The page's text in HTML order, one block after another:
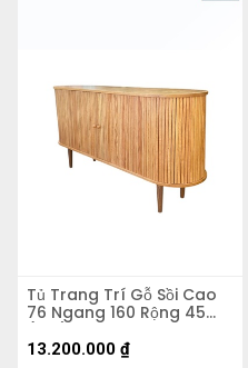
Tủ Trang Trí Gỗ Sồi Cao
76 Ngang 160 Rộng 45
(cm)
13.200.000 ₫